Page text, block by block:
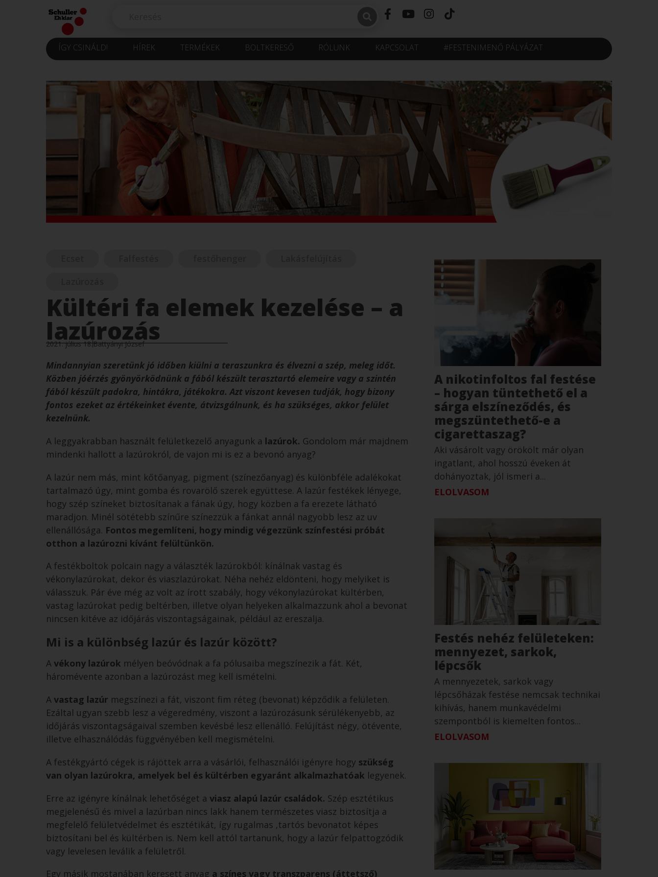
ÍGY CSINÁLD! HÍREK TERMÉKEK BOLTKERESŐ RÓLUNK KAPCSOLAT #FESTENIMENŐ PÁLYÁZAT
Kültéri fa elemek kezelése – a
lazúrozás
2021. július 18.Battyányi József
Mindannyian szeretünk jó időben kiülni a teraszunkra és élvezni a szép, meleg időt.
Közben jóérzés gyönyörködnünk a fából készült terasztartó elemeire vagy a szintén
fából készült padokra, hintákra, játékokra. Azt viszont kevesen tudják, hogy bizony
fontos ezeket az értékeinket évente, átvizsgálnunk, és ha szükséges, akkor felület
kezelnünk.
A leggyakrabban használt felületkezelő anyagunk a lazúrok. Gondolom már majdnem
mindenki hallott a lazúrokról, de vajon mi is ez a bevonó anyag?
A lazúr nem más, mint kőtőanyag, pigment (színezőanyag) és különbféle adalékokat
tartalmazó úgy, mint gomba és rovarölő szerek együttese. A lazúr festékek lényege,
hogy szép színeket biztosítanak a fának úgy, hogy közben a fa erezete látható
maradjon. Minél sötétebb színűre színezzük a fánkat annál nagyobb lesz az uv
ellenállósága. Fontos megemlíteni, hogy mindig végezzünk színfestési próbát
otthon a lazúrozni kívánt felültünkön.
A festékboltok polcain nagy a választék lazúrokból: kínálnak vastag és
vékonylazúrokat, dekor és viaszlazúrokat. Néha nehéz eldönteni, hogy melyiket is
válasszuk. Pár éve még az volt az írott szabály, hogy vékonylazúrokat kültérben,
vastag lazúrokat pedig beltérben, illetve olyan helyeken alkalmazzunk ahol a bevonat
nincsen kitéve az időjárás viszontagságainak, például az ereszalja.
Mi is a különbség lazúr és lazúr között?
A vékony lazúrok mélyen beóvódnak a fa pólusaiba megszínezik a fát. Két,
háromévente azonban a lazúrozást meg kell ismételni.
A vastag lazúr megszínezi a fát, viszont fim réteg (bevonat) képződik a felületen.
Ezáltal ugyan szebb lesz a végeredmény, viszont a lazúrozásunk sérülékenyebb, az
időjárás viszontagságaival szemben kevésbé lesz ellenálló. Felújítást négy, ötévente,
illetve elhasználódás függvényében kell megismételni.
A festékgyártó cégek is rájöttek arra a vásárlói, felhasználói igényre hogy szükség
van olyan lazúrokra, amelyek bel és kültérben egyaránt alkalmazhatóak legyenek.
Erre az igényre kínálnak lehetőséget a viasz alapú lazúr családok. Szép esztétikus
megjelenésű és mivel a lazúrban nincs lakk hanem természetes viasz biztosítja a
megfelelő felületvédelmet és esztétikát, így rugalmas ,tartós bevonatot képes
biztosítani bel és kültérben is. Nem kell attól tartanunk, hogy a lazúr felpattogzódik
vagy levelesen leválik a felületről.
Egy másik mostanában keresett anyag a színes vagy transzparens (áttetsző)
A nikotinfoltos fal festése
– hogyan tüntethető el a
sárga elszíneződés, és
megszüntethető-e a
cigarettaszag?
Aki vásárolt vagy örökölt már olyan
ingatlant, ahol hosszú éveken át
dohányoztak, jól ismeri a...
ELOLVASOM
Festés nehéz felületeken:
mennyezet, sarkok,
lépcsők
A mennyezetek, sarkok vagy
lépcsőházak festése nemcsak technikai
kihívás, hanem munkavédelmi
szempontból is kiemelten fontos...
ELOLVASOM